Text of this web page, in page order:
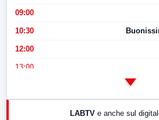
09:00
10:30
12:00
13:00
LABTV e anche sul